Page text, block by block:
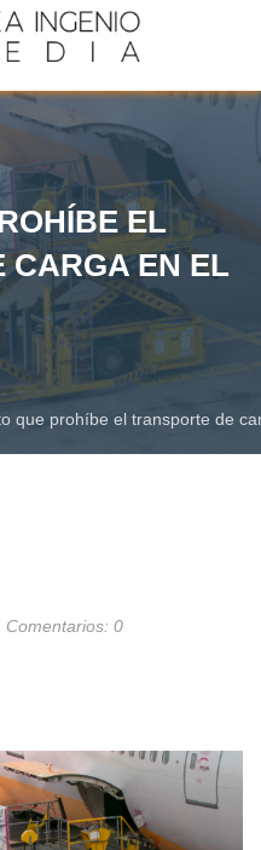
EL
CARGA EN EL
que prohíbe el transporte de
Comentarios: 0